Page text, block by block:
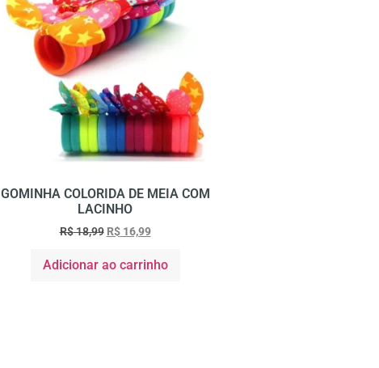
GOMINHA COLORIDA DE MEIA COM
LACINHO
R$18,99 R$16,99
Adicionar ao carrinho